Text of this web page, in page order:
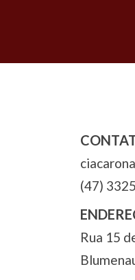
(47)
Rua 15